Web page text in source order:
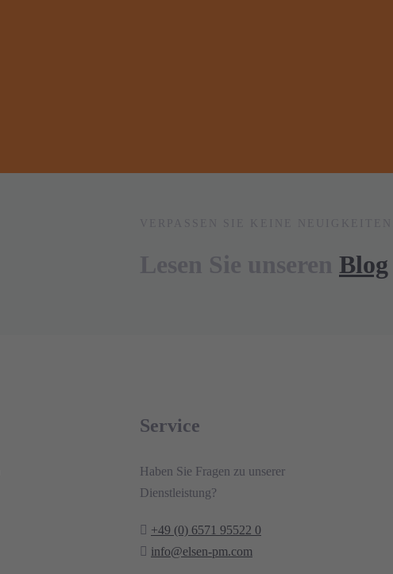
Blog
Service
Haben Sie Fragen zu unserer
Dienstleistung?
+49 (0) 6571 95522 0
info@elsen-pm.com